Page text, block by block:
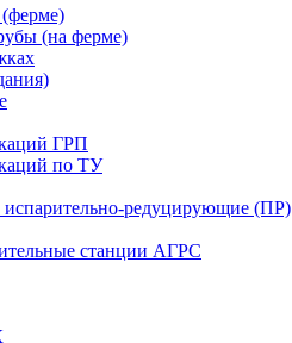
(на ферме)
ГРП
по ТУ
редуцирующие (ПР)
станции АГРС